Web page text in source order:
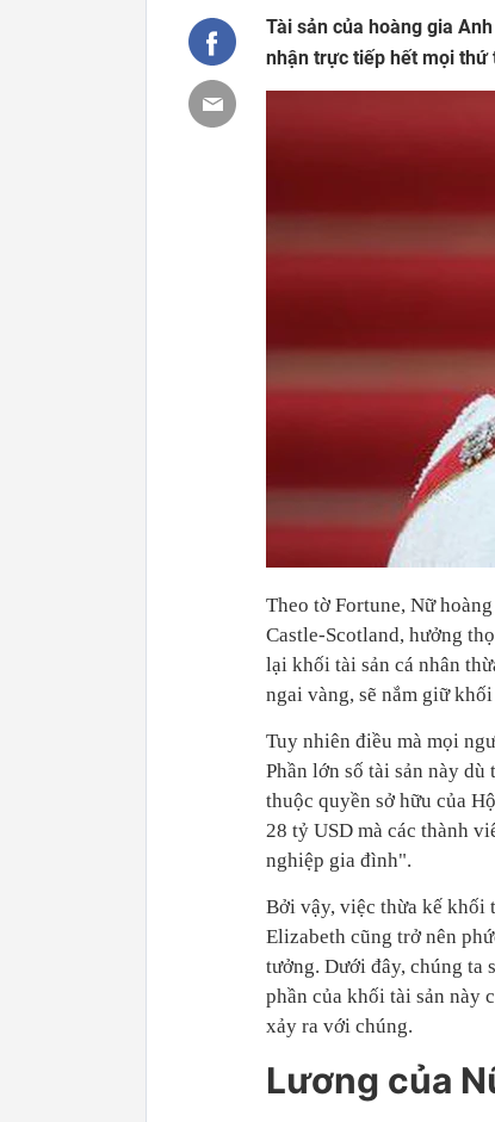
Tài sản của hoàng gia
nhận trực tiếp hết mọi thứ
Theo tờ Fortune, Nữ
Castle-Scotland, hưởng
lại khối tài sản cá nhân
ngai vàng, sẽ nắm giữ
Tuy nhiên điều mà mọi
Phần lớn số tài sản này
thuộc quyền sở hữu của
28 tỷ USD mà các thành
nghiệp gia đình".
Bởi vậy, việc thừa kế khối
Elizabeth cũng trở nên
tưởng. Dưới đây, chúng ta
phần của khối tài sản này
xảy ra với chúng.
Lương của